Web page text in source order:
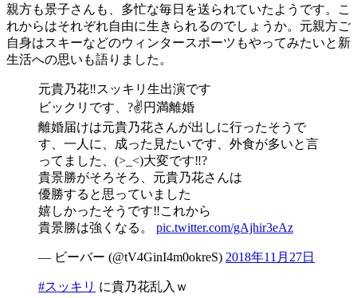
親方も景子さんも、多忙な毎日を送られていたようです。こ
れからはそれぞれ自由に生きられるのでしょうか。元親方ご
自身はスキーなどのウィンタースポーツもやってみたいと新
生活への思いも語りました。
元貴乃花‼️スッキリ生出演です
ビックリです、?✌️円満離婚
離婚届けは元貴乃花さんが出しに行ったそうで
す、一人に、成った見たいです、外食が多いと言
ってました、(>_<)大変です‼️?
貴景勝がそろそろ、元貴乃花さんは
優勝すると思っていました
嬉しかったそうです‼️これから
貴景勝は強くなる。 pic.twitter.com/gAjhir3eAz
— ビーバー (@tV4GinI4m0okreS) 2018年11月27日
#スッキリ に貴乃花乱入ｗ